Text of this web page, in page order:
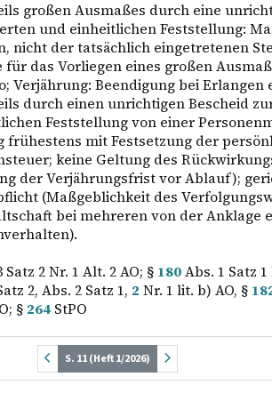
großen Ausmaßes durch eine
und einheitlichen Feststellung:
nicht der tatsächlich eingetretenen
für das Vorliegen eines großen
Verjährung: Beendigung bei Erlangen
durch einen unrichtigen Bescheid
Feststellung von einer
frühestens mit Festsetzung der
keine Geltung des
der Verjährungsfrist vor Ablauf);
(Maßgeblichkeit des
bei mehreren von der Anklage
2 Nr. 1 Alt. 2 AO; § 180Abs. 1 Satz 1
2, Abs. 2 Satz 1, 2 Nr. 1 lit. b) AO, §
§ 264StPO
S. 11 (Heft 1/2026)